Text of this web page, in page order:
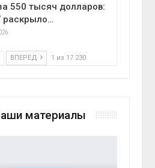
550 тысяч долларов:
раскрыло…
ВПЕРЕД 1 из 17 230
материалы